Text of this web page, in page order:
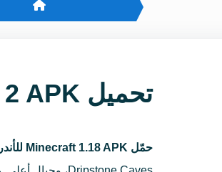
تحميل Minecraft 1.18 Caves and Cliffs Part 2 APK للأندرويد
حمّل Minecraft 1.18 APK للأندرويد